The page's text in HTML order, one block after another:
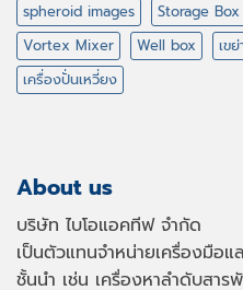
spheroid images
Storage Box
Vortex Mixer
Well box เขย่
เครื่องปั่นเหวี่ยง
About us
บริษัท ไบโอแอคทีฟ จำกัด
เป็นตัวแทนจำหน่ายเครื่องมือ
ชั้นนำ เช่น เครื่องหาลำดับสาร